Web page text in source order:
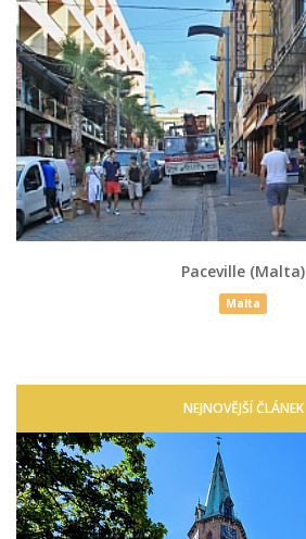
Paceville (Malta)
Malta
NEJNOVĚJŠÍ ČLÁNEK